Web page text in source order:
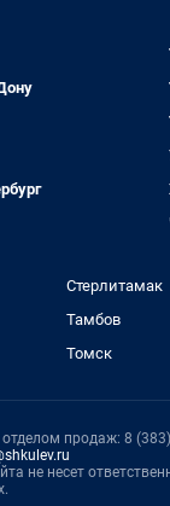
Стерлитамак
Тамбов
Томск
продаж: 8
не несет